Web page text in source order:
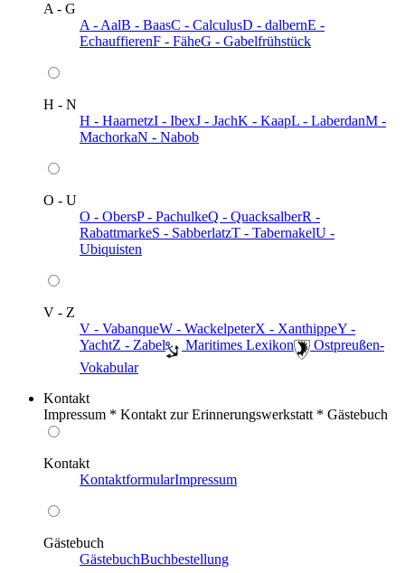
A - G
A - AalB - BaasC - CalculusD - dalbernE -
EchauffierenF - FäheG - Gabelfrühstück
H - N
H - HaarnetzI - IbexJ - JachK - KaapL - LaberdanM -
MachorkaN - Nabob
O - U
O - ObersP - PachulkeQ - QuacksalberR -
RabattmarkeS - SabberlatzT - TabernakelU -
Ubiquisten
V - Z
V - VabanqueW - WackelpeterX - XanthippeY -
YachtZ - Zabel ️ Maritimes Lexikon
️ Ostpreußen-
Vokabular
Kontakt
Impressum * Kontakt zur Erinnerungswerkstatt * Gästebuch
Kontakt
KontaktformularImpressum
Gästebuch
GästebuchBuchbestellung